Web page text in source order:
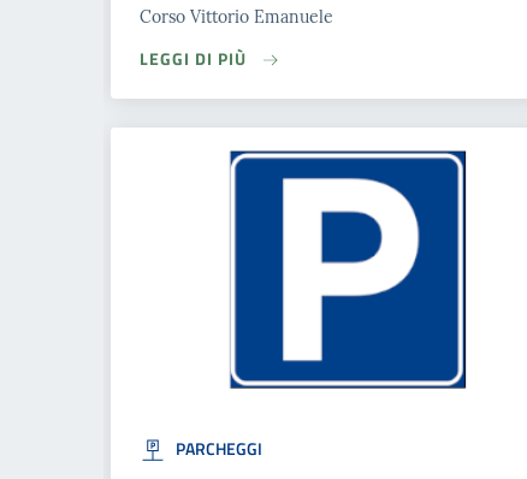
Corso Vittorio Emanuele
LEGGI DI PIÙ
PARCHEGGI